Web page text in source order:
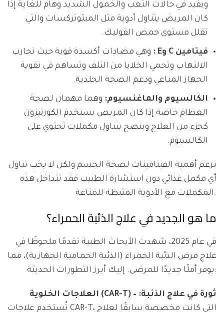
ويفيد في حالات التعب والخمول الشديد وهام للغاية إذا
كان المريض يتناول أدوية مثل الميثوتركسات والتي
تقلل مستوى حمض الفوليك.
فيتامين C وE :
وهي مضادات أكسدة قوية حيث تحارب
الالتهاب وتحمي الخلايا من التلف وتساهم في تقوية
الجهاز المناعي ودعم الصحة الجلدية.
الكالسيوم والماغنسيوم: وهما مهمان لصحة
العظام خاصة إذا كان المريض يستخدم الكورتيزون
كجزء من العلاج وينصح بتناول مكملات تحتوي على
الكالسيوم.
برغم أهمية الفيتامينات لصحة الجسم ولكن لا يحب تناول
أي مكمل غذائي دون استشارة الطبيب فقد تتداخل هذه
المكملات مع الأدوية المثبطة للمناعة.
ما هو الجديد في علاج الذئبة الحمراء؟
في عام 2025، شهدت الأبحاث الطبية تقدمًا ملحوظًا في
علاج مرض الذئبة الحمراء (الذئبة الحمامية الجهازية)، مما
يوفر أملًا جديدًا للمرضى. إليك أبرز التطورات الحديثة:
العلاجات الخلوية (CAR-T) – ثورة في علاج الذئبة:
تُستخدم علاجات CAR-T، التي كانت مخصصة سابقًا لعلاج